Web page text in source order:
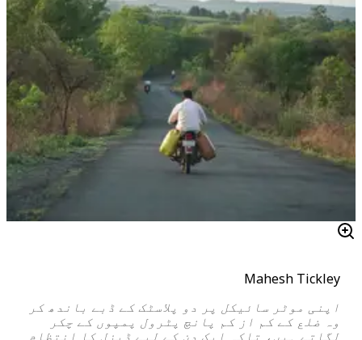
Mahesh Tickley
اپنی موٹر سائیکل پر دو پلاسٹک کے ڈبے باندھ کر
وہ ضلع کے کم از کم پانچ پٹرول پمپوں کے چکر
لگاتے ہیں، تاکہ ایک دن کے لیے ڈیزل کا انتظام